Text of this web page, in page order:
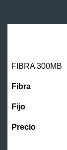
FIBRA 300MB